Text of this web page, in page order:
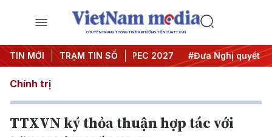
CHUYÊN TRANG THÔNG TIN ĐA PHƯƠNG TIỆN CỦA TTXVN
TIN MỚI TRẠM TIN SỐ
nghị Trung ương 3 #APEC 2027 #Đưa Nghị quyết thành
Chính trị
TTXVN ký thỏa thuận hợp tác với